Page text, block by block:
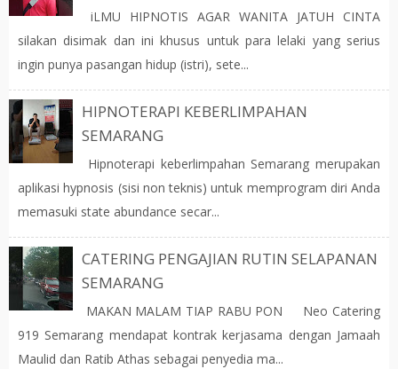
iLMU HIPNOTIS AGAR WANITA JATUH CINTA
silakan disimak dan ini khusus untuk para lelaki yang serius
ingin punya pasangan hidup (istri), sete...
HIPNOTERAPI KEBERLIMPAHAN
SEMARANG
Hipnoterapi keberlimpahan Semarang merupakan
aplikasi hypnosis (sisi non teknis) untuk memprogram diri Anda
memasuki state abundance secar...
CATERING PENGAJIAN RUTIN SELAPANAN
SEMARANG
MAKAN MALAM TIAP RABU PON Neo Catering
919 Semarang mendapat kontrak kerjasama dengan Jamaah
Maulid dan Ratib Athas sebagai penyedia ma...